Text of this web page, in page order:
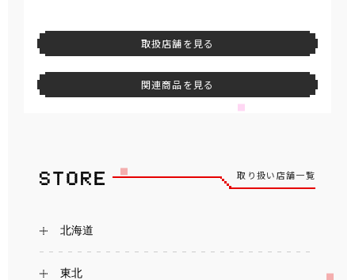
取扱店舗を見る
関連商品を見る
取り扱い店舗一覧
北海道
東北